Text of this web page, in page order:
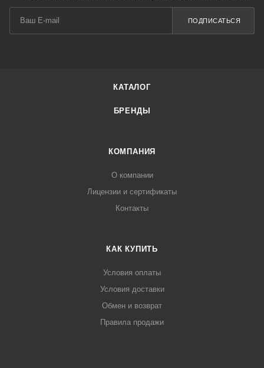
ПОДПИСАТЬСЯ
КАТАЛОГ
БРЕНДЫ
КОМПАНИЯ
О компании
Лицензии и сертификаты
Контакты
КАК КУПИТЬ
Условия оплаты
Условия доставки
Обмен и возврат
Правила продажи